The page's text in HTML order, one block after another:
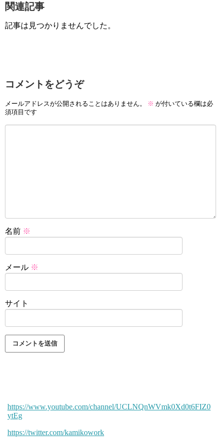
関連記事
記事は見つかりませんでした。
コメントをどうぞ
メールアドレスが公開されることはありません。 ※ が付いている欄は必
須項目です
名前 ※
メール ※
サイト
https://www.youtube.com/channel/UCLNQnWVmk0Xd0t6FIZ0
ytEg
https://twitter.com/kamikowork